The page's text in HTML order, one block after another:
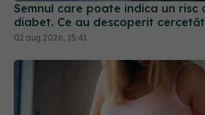
Semnul care poate indica un risc
diabet. Ce au descoperit
02 aug 2026, 15:41